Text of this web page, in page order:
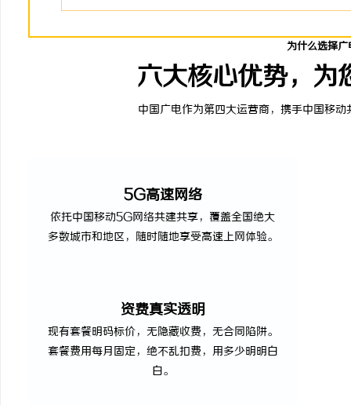
为什么选择广
六大核心优势，为
中国广电作为第四大运营商，携手中国移
5G高速网络
依托中国移动5G网络共建共享，覆盖全国绝大
多数城市和地区，随时随地享受高速上网体验。
资费真实透明
现有套餐明码标价，无隐藏收费，无合同陷阱。
套餐费用每月固定，绝不乱扣费，用多少明明白
白。